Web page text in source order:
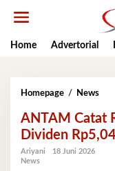
Home
Advertorial
Homepage / News
ANTAM Catat
Dividen
Ariyani
18 Juni 2026
News